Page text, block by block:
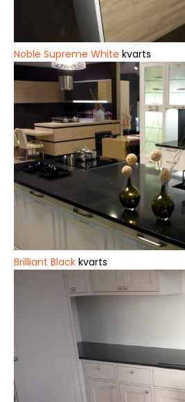
Noble Supreme White kvarts
Brilliant Black kvarts